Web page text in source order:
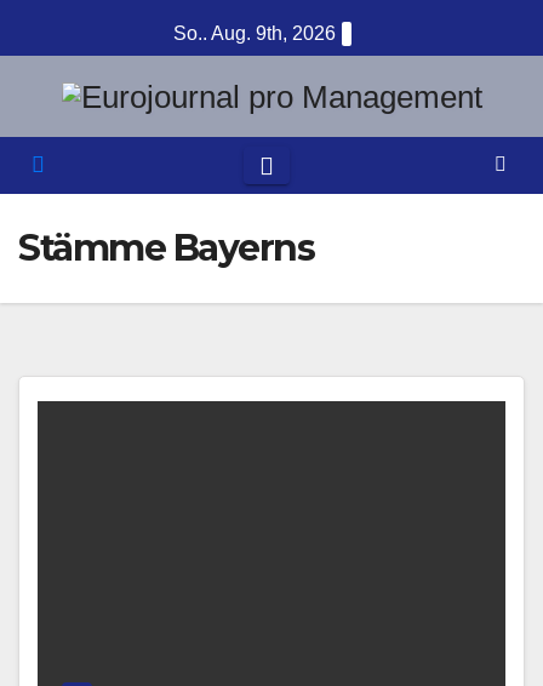
Inhalt
springen
So.. Aug. 9th, 2026
Stämme Bayerns